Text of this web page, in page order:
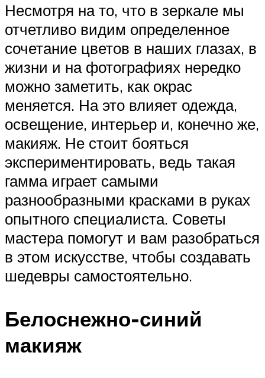
Несмотря на то, что в зеркале мы
отчетливо видим определенное
сочетание цветов в наших глазах, в
жизни и на фотографиях нередко
можно заметить, как окрас
меняется. На это влияет одежда,
освещение, интерьер и, конечно же,
макияж. Не стоит бояться
экспериментировать, ведь такая
гамма играет самыми
разнообразными красками в руках
опытного специалиста. Советы
мастера помогут и вам разобраться
в этом искусстве, чтобы создавать
шедевры самостоятельно.
Белоснежно-синий
макияж